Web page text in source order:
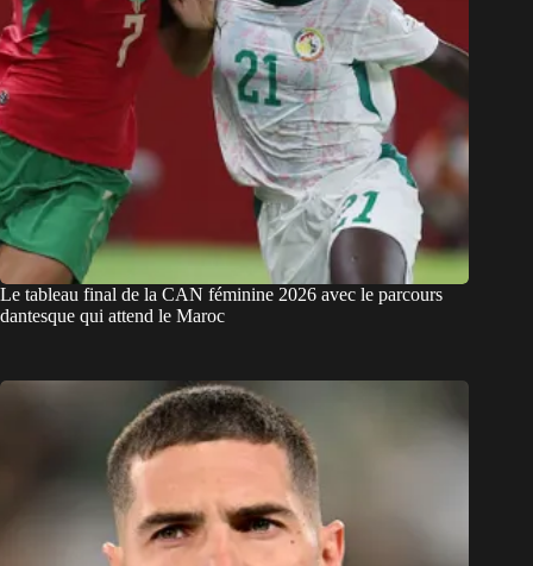
Le tableau final de la CAN féminine 2026 avec le parcours
dantesque qui attend le Maroc